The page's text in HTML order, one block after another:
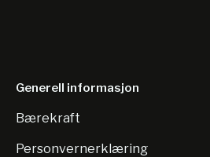
Generell informasjon
Bærekraft
Personvernerklæring